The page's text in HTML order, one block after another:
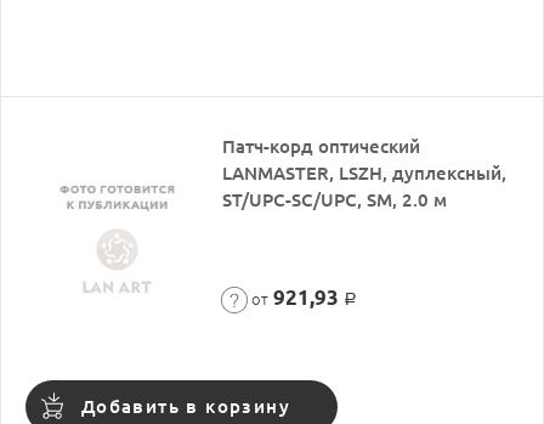
Патч-корд оптический
LANMASTER, LSZH, дуплексный,
ST/UPC-SC/UPC, SM, 2.0 м
от 921,93 Р
Добавить в корзину